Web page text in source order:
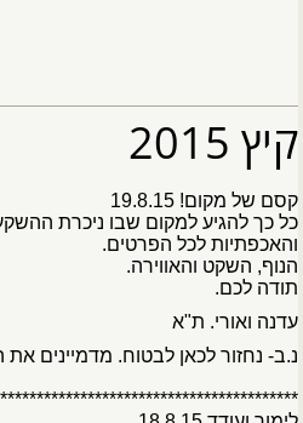
קיץ 2015
קסם של מקום! 19.8.15
כל כך להגיע למקום שבו ניכרת
והאכפתיות לכל הפרטים.
הנוף, השקט והאווירה.
תודה לכם.
עדנה ואורי. ת"א
נ.ב- נחזור לכאן לבטוח. מדמיינים